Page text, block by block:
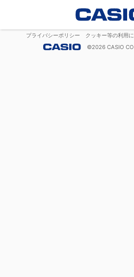
プライバシーポリシー クッキー等の利用
©2026 CASIO